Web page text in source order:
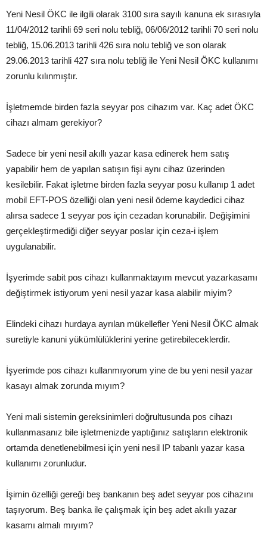
Yeni Nesil ÖKC ile ilgili olarak 3100 sıra sayılı kanuna ek sırasıyla
11/04/2012 tarihli 69 seri nolu tebliğ, 06/06/2012 tarihli 70 seri nolu
tebliğ, 15.06.2013 tarihli 426 sıra nolu tebliğ ve son olarak
29.06.2013 tarihli 427 sıra nolu tebliğ ile Yeni Nesil ÖKC kullanımı
zorunlu kılınmıştır.
İşletmemde birden fazla seyyar pos cihazım var. Kaç adet ÖKC
cihazı almam gerekiyor?
Sadece bir yeni nesil akıllı yazar kasa edinerek hem satış
yapabilir hem de yapılan satışın fişi aynı cihaz üzerinden
kesilebilir. Fakat işletme birden fazla seyyar posu kullanıp 1 adet
mobil EFT-POS özelliği olan yeni nesil ödeme kaydedici cihaz
alırsa sadece 1 seyyar pos için cezadan korunabilir. Değişimini
gerçekleştirmediği diğer seyyar poslar için ceza-i işlem
uygulanabilir.
İşyerimde sabit pos cihazı kullanmaktayım mevcut yazarkasamı
değiştirmek istiyorum yeni nesil yazar kasa alabilir miyim?
Elindeki cihazı hurdaya ayrılan mükellefler Yeni Nesil ÖKC almak
suretiyle kanuni yükümlülüklerini yerine getirebileceklerdir.
İşyerimde pos cihazı kullanmıyorum yine de bu yeni nesil yazar
kasayı almak zorunda mıyım?
Yeni mali sistemin gereksinimleri doğrultusunda pos cihazı
kullanmasanız bile işletmenizde yaptığınız satışların elektronik
ortamda denetlenebilmesi için yeni nesil IP tabanlı yazar kasa
kullanımı zorunludur.
İşimin özelliği gereği beş bankanın beş adet seyyar pos cihazını
taşıyorum. Beş banka ile çalışmak için beş adet akıllı yazar
kasamı almalı mıyım?